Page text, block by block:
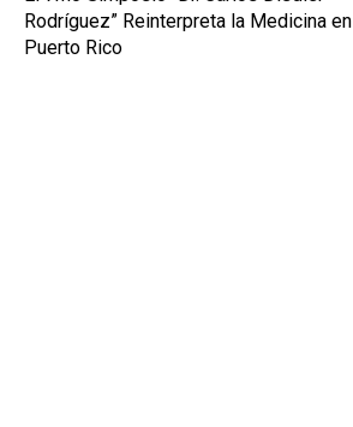
Rodríguez” Reinterpreta la Medicina en
Puerto Rico